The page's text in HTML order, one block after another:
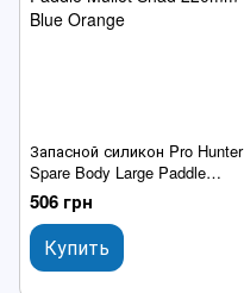
Запасной силикон Pro Hunter
Spare Body Large Paddle
Mullet Shad 220mm Blue
Orange
506 грн
Купить